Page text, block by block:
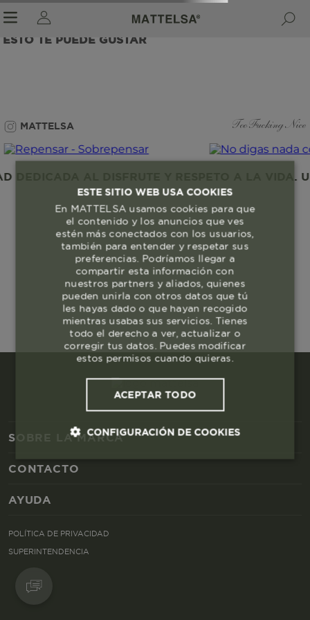
ESTO TE PUEDE GUSTAR
MATTELSA Too Fucking Nice
AL DISFRUTE Y RESPETO A LA
SOBRE LA MARCA
CONTACTO
AYUDA
POLÍTICA DE PRIVACIDAD
SUPERINTENDENCIA
ESTE SITIO WEB USA COOKIES
En MATTELSA usamos cookies para que
el contenido y los anuncios que ves
estén más conectados con los usuarios,
también para entender y respetar sus
preferencias. Podríamos llegar a
compartir esta información con
nuestros partners y aliados, quienes
pueden unirla con otros datos que tú
les hayas dado o que hayan recogido
mientras usabas sus servicios. Tienes
todo el derecho a ver, actualizar o
corregir tus datos. Puedes modificar
estos permisos cuando quieras.
ACEPTAR TODO
CONFIGURACIÓN DE COOKIES